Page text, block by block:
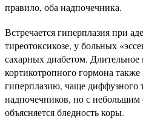
правило, оба надпочечника.
Встречается гиперплазия при
тиреотоксикозе, у больных
сахарных диабетом.
кортикотропного гормона
гиперплазию, чаще диффузного
надпочечников, но с
объясняется бледность коры.